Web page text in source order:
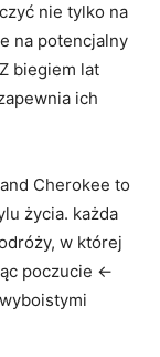
nie tylko na
na potencjalny
biegiem lat
ich
Cherokee to
życia. każda
w której
poczucie <-